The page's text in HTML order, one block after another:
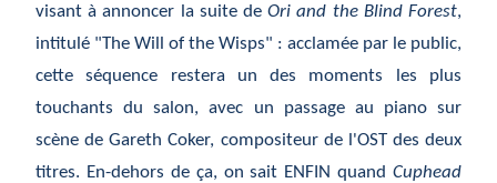
visant à annoncer la suite deOri and the Blind Forest,
intitulé "The Will of the Wisps" : acclamée par le public,
cette séquence restera un des moments les plus
touchants du salon, avec un passage au piano sur
scène de Gareth Coker, compositeur de l'OST des deux
titres. En-dehors de ça, on sait ENFIN quand Cuphead